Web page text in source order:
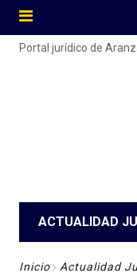
Portal jurídico de
ACTUALIDAD
Inicio Actualidad